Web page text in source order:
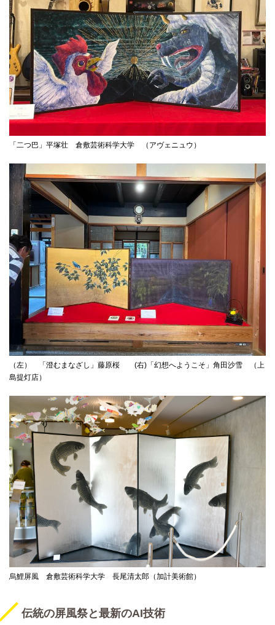
「二つ巴」平塚壮 倉敷芸術科学大学 （アヴェニュウ）
（左） 「澄むまなざし」藤原桜 (右)「幻想へようこそ」角田沙雪 （上
島提灯店）
烏鯉屏風 倉敷芸術科学大学 長尾清太郎（加計美術館）
伝統の屏風祭と最新のAI技術